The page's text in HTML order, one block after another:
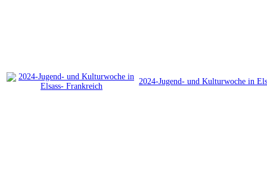
2024-Jugend- und Kulturwoche in